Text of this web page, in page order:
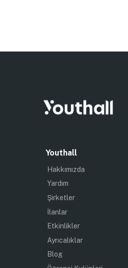
Youthall
Hakkımızda
Yardım
Şirketler
İlanlar
Etkinlikler
Ayrıcalıklar
Blog